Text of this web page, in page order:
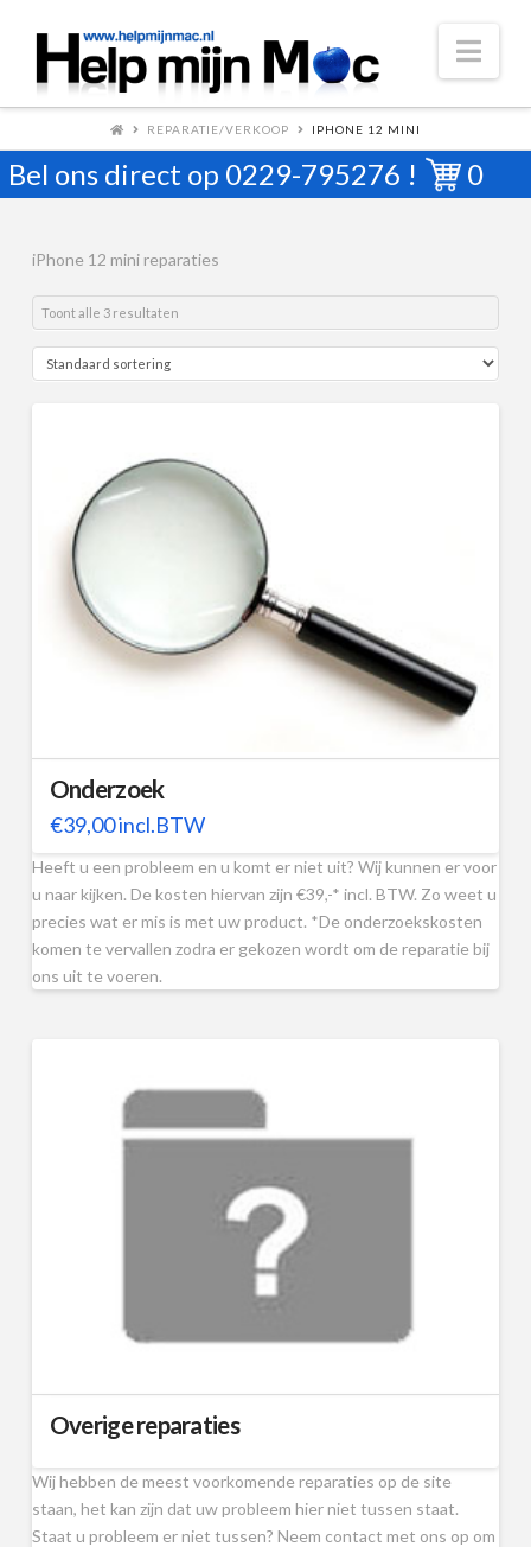
REPARATIE/VERKOOP IPHONE 12 MINI
Bel ons direct op 0229-795276 ! 0
iPhone 12 mini reparaties
Toont alle 3 resultaten
Onderzoek
€39,00incl.BTW
Heeft u een probleem en u komt er niet uit? Wij kunnen er voor
u naar kijken. De kosten hiervan zijn €39,-* incl. BTW. Zo weet u
precies wat er mis is met uw product. *De onderzoekskosten
komen te vervallen zodra er gekozen wordt om de reparatie bij
ons uit te voeren.
Overige reparaties
Wij hebben de meest voorkomende reparaties op de site
staan, het kan zijn dat uw probleem hier niet tussen staat.
Staat u probleem er niet tussen? Neem contact met ons op om